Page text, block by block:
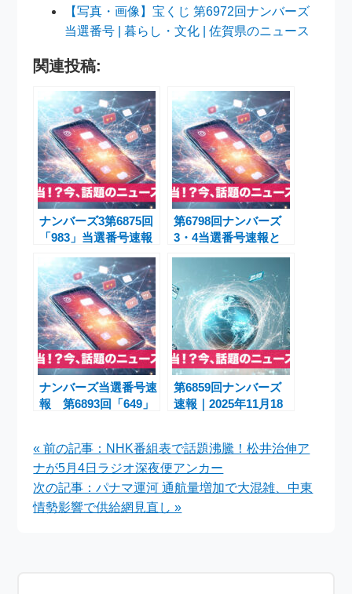
【写真・画像】宝くじ 第6972回ナンバーズ
当選番号 | 暮らし・文化 | 佐賀県のニュース
関連投稿:
ナンバーズ3第6875回
「983」当選番号速報
結果解説ニュース
第6798回ナンバーズ
3・4当選番号速報と
抽選結果ニュース【宝
くじ】
ナンバーズ当選番号速
報 第6893回「649」
第6859回ナンバーズ
速報｜2025年11月18
« 前の記事：NHK番組表で話題沸騰！松井治伸ア
ナが5月4日ラジオ深夜便アンカー
次の記事：パナマ運河 通航量増加で大混雑、中東
情勢影響で供給網見直し »